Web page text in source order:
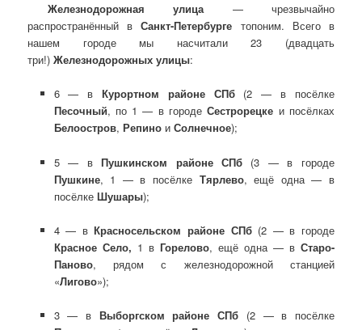
Железнодорожная улица— чрезвычайно
распространённый вСанкт-Петербурге топоним. Всего в
нашем городе мы насчитали 23 (двадцать
три!)Железнодорожных улицы:
6 — вКурортном районе СПб (2 — в посёлке
Песочный, по 1 — в городеСестрорецке и посёлках
Белоостров, Репинои Солнечное);
5 — вПушкинском районе СПб (3 — в городе
Пушкине, 1 — в посёлке Тярлево, ещё одна — в
посёлке Шушары);
4 — вКрасносельском районе СПб(2 — в городе
Красное Село, 1 вГорелово, ещё одна — в Старо-
Паново, рядом с железнодорожной станцией
«Лигово»);
3 — в Выборгском районе СПб (2 — в посёлке